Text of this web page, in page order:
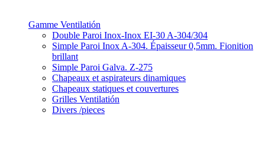
Gamme Ventilatión
Double Paroi Inox-Inox EI-30 A-304/304
Simple Paroi Inox A-304. Épaisseur 0,5mm. Fionition
brillant
Simple Paroi Galva. Z-275
Chapeaux et aspirateurs dinamiques
Chapeaux statiques et couvertures
Grilles Ventilatión
Divers /pieces